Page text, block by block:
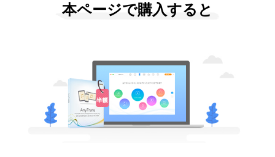
本ページで購入すると